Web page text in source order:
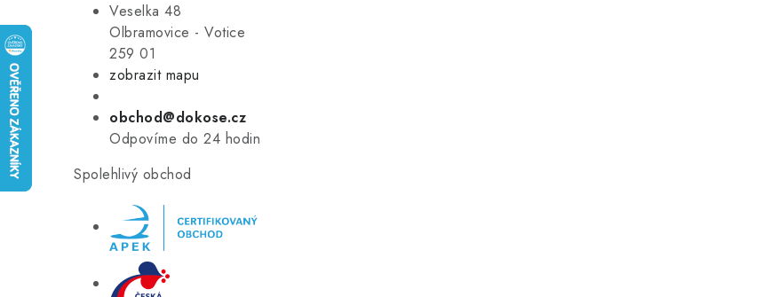
Veselka 48
Olbramovice - Votice
259 01
zobrazit mapu
obchod@dokose.cz
Odpovíme do 24 hodin
Spolehlivý obchod